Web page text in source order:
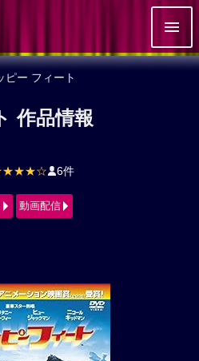
ー フィート
作品情報
6件
動画配信